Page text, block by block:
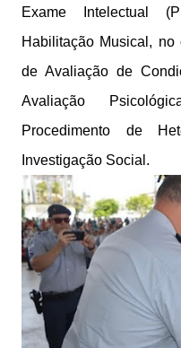
Exame Intelectual
Habilitação Musical,
de Avaliação de
Avaliação
Procedimento de
Investigação Social.